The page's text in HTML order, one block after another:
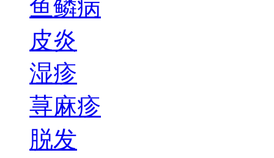
鱼鳞病
皮炎
湿疹
荨麻疹
脱发